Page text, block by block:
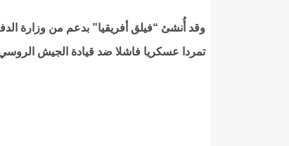
وقد أُنشئ “فيلق أفريقيا” بدعم من وزارة
تمردا عسكريا فاشلا ضد قيادة الجيش